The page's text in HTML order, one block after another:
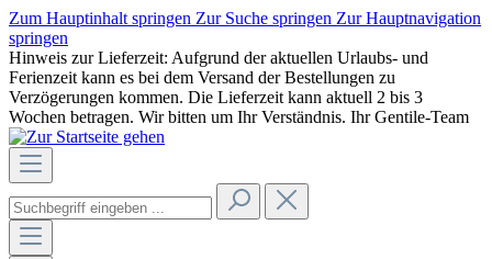
Zum Hauptinhalt springen Zur Suche springen Zur Hauptnavigation
springen
Hinweis zur Lieferzeit: Aufgrund der aktuellen Urlaubs- und
Ferienzeit kann es bei dem Versand der Bestellungen zu
Verzögerungen kommen. Die Lieferzeit kann aktuell 2 bis 3
Wochen betragen. Wir bitten um Ihr Verständnis. Ihr Gentile-Team